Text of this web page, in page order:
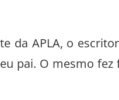
da APLA, o
pai. O mesmo fez